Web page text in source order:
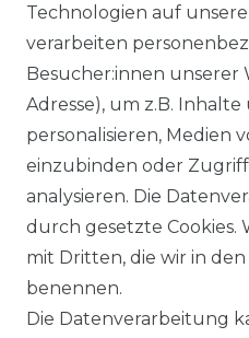
SERVICE & INFOS
MONTAGESERVICE
VERSANDKOSTEN
KLIMA- UND
LEXIKON
Technologien auf
verarbeiten
Besucher:innen unserer
Adresse), um z.B.
personalisieren, Medien
einzubinden oder
analysieren. Die
durch gesetzte Cookies.
mit Dritten, die wir in
benennen.
Die Datenverarbeitung